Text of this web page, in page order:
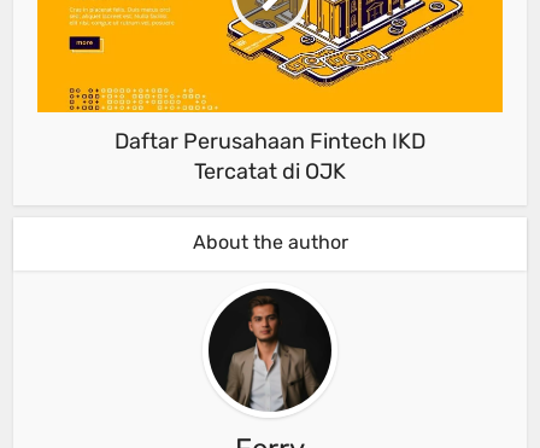
Daftar Perusahaan Fintech IKD
Tercatat di OJK
About the author